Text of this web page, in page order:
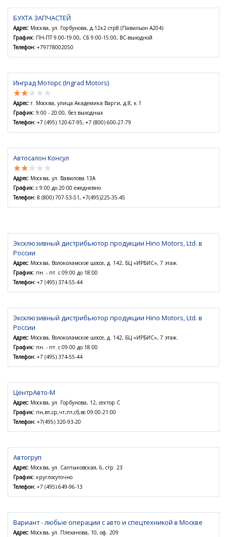
БУХТА ЗАПЧАСТЕЙ
Адрес: Москва, ул. Горбунова, д.12к2 стр8 (Павильон А204)
График: ПН-ПТ 9:00-19:00, СБ 9:00-15:00, ВС-выходной
Телефон: +79778002050
Инград Моторс (Ingrad Motors)
star
star
star
star
star
Адрес: г. Москва, улица Академика Варги, д.8, к.1
График: 9:00 - 20:00, без выходных
Телефон: +7 (495) 120-67-95, +7 (800) 600-27-79
Автосалон Консул
star
star
star
star
star
Адрес: Москва, ул. Вавилова 13А
График: с 9:00 до 20:00 ежедневно
Телефон: 8 (800) 707-53-51, +7(495)225-35-45
Эксклюзивный дистрибьютор продукции Hino Motors, Ltd. в
России
Адрес: Москва, Волоколамское шоссе, д. 142, БЦ «ИРБИС», 7 этаж.
График: пн. - пт. с 09:00 до 18:00
Телефон: +7 (495) 374-55-44
Эксклюзивный дистрибьютор продукции Hino Motors, Ltd. в
России
Адрес: Москва, Волоколамское шоссе, д. 142, БЦ «ИРБИС», 7 этаж.
График: пн. - пт. с 09:00 до 18:00
Телефон: +7 (495) 374-55-44
ЦентрАвто-М
Адрес: Москва, ул. Горбунова, 12, сектор C
График: пн,вт,ср,чт,пт,сб,вс 09:00-21:00
Телефон: +7(495) 320-93-20
Автогруп
Адрес: Москва, ул. Салтыковская, 6, стр. 23
График: круглосуточно
Телефон: +7 (495) 649-96-13
Вариант - любые операции с авто и спецтехникой в Москве
Адрес: Москва, ул. Плеханова, 10, оф. 209